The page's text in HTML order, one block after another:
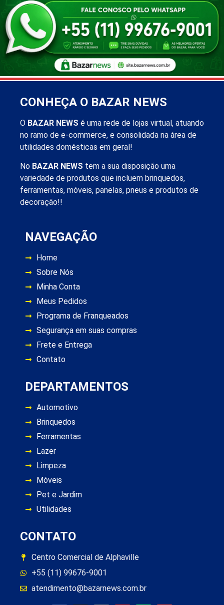
CONHEÇA O BAZAR NEWS
O BAZAR NEWS é uma rede de lojas virtual, atuando
no ramo de e-commerce, e consolidada na área de
utilidades domésticas em geral!
No BAZAR NEWS tem a sua disposição uma
variedade de produtos que incluem brinquedos,
ferramentas, móveis, panelas, pneus e produtos de
decoração!!
NAVEGAÇÃO
Home
Sobre Nós
Minha Conta
Meus Pedidos
Programa de Franqueados
Segurança em suas compras
Frete e Entrega
Contato
DEPARTAMENTOS
Automotivo
Brinquedos
Ferramentas
Lazer
Limpeza
Móveis
Pet e Jardim
Utilidades
CONTATO
Centro Comercial de Alphaville
+55 (11) 99676-9001
atendimento@bazarnews.com.br